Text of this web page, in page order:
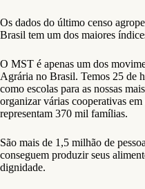
Os dados do último censo
Brasil tem um dos maiores
O MST é apenas um dos
Agrária no Brasil. Temos 25 de
como escolas para as nossas
organizar várias cooperativas
representam 370 mil famílias.
São mais de 1,5 milhão de
conseguem produzir seus
dignidade.